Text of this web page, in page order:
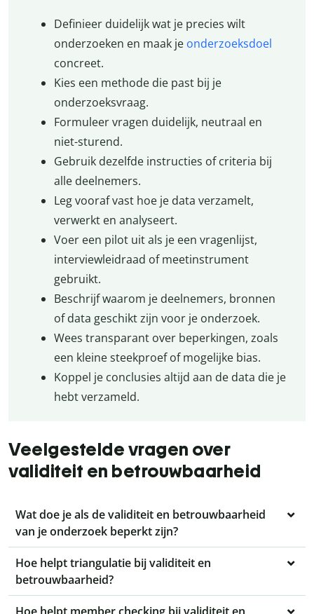
Definieer duidelijk wat je precies wilt
onderzoeken en maak je onderzoeksdoel
concreet.
Kies een methode die past bij je
onderzoeksvraag.
Formuleer vragen duidelijk, neutraal en
niet-sturend.
Gebruik dezelfde instructies of criteria bij
alle deelnemers.
Leg vooraf vast hoe je data verzamelt,
verwerkt en analyseert.
Voer een pilot uit als je een vragenlijst,
interviewleidraad of meetinstrument
gebruikt.
Beschrijf waarom je deelnemers, bronnen
of data geschikt zijn voor je onderzoek.
Wees transparant over beperkingen, zoals
een kleine steekproef of mogelijke bias.
Koppel je conclusies altijd aan de data die je
hebt verzameld.
Veelgestelde vragen over
validiteit en betrouwbaarheid
Wat doe je als de validiteit en betrouwbaarheid
van je onderzoek beperkt zijn?
Hoe helpt triangulatie bij validiteit en
betrouwbaarheid?